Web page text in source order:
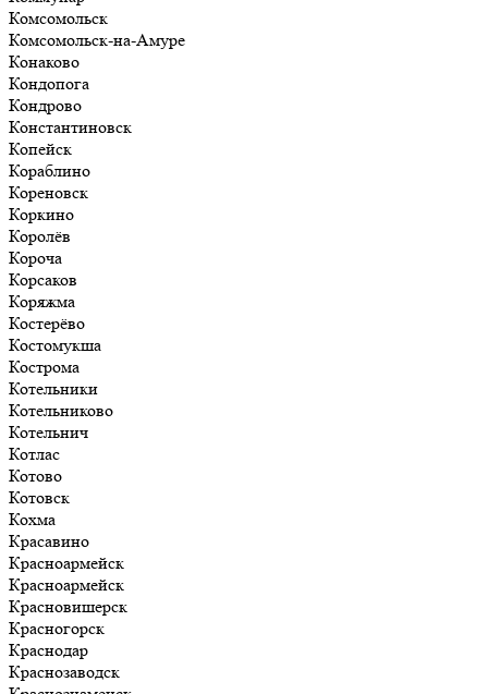
Комсомольск
Комсомольск-на-Амуре
Конаково
Кондопога
Кондрово
Константиновск
Копейск
Кораблино
Кореновск
Коркино
Королёв
Короча
Корсаков
Коряжма
Костерёво
Костомукша
Кострома
Котельники
Котельниково
Котельнич
Котлас
Котово
Котовск
Кохма
Красавино
Красноармейск
Красноармейск
Красновишерск
Красногорск
Краснодар
Краснозаводск